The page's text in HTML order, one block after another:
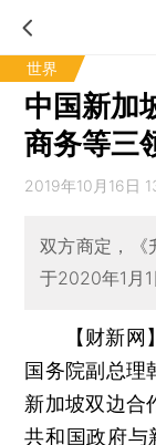
世界
中国新加
商务等三
2019年10月16日
双方商定，《
于2020年1月
【财新网】
国务院副总
新加坡双边合
共和国政府与